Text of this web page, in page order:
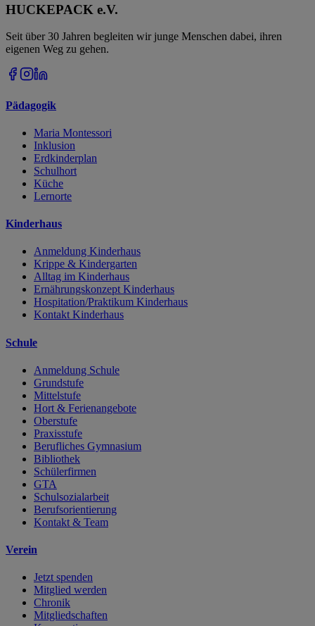
HUCKEPACK e.V.
Seit über 30 Jahren begleiten wir junge Menschen dabei, ihren
eigenen Weg zu gehen.
Pädagogik
Maria Montessori
Inklusion
Erdkinderplan
Schulhort
Küche
Lernorte
Kinderhaus
Anmeldung Kinderhaus
Krippe & Kindergarten
Alltag im Kinderhaus
Ernährungskonzept Kinderhaus
Hospitation/Praktikum Kinderhaus
Kontakt Kinderhaus
Schule
Anmeldung Schule
Grundstufe
Mittelstufe
Hort & Ferienangebote
Oberstufe
Praxisstufe
Berufliches Gymnasium
Bibliothek
Schülerfirmen
GTA
Schulsozialarbeit
Berufsorientierung
Kontakt & Team
Verein
Jetzt spenden
Mitglied werden
Chronik
Mitgliedschaften